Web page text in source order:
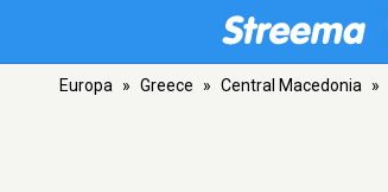
Europa » Greece » Central Macedonia »